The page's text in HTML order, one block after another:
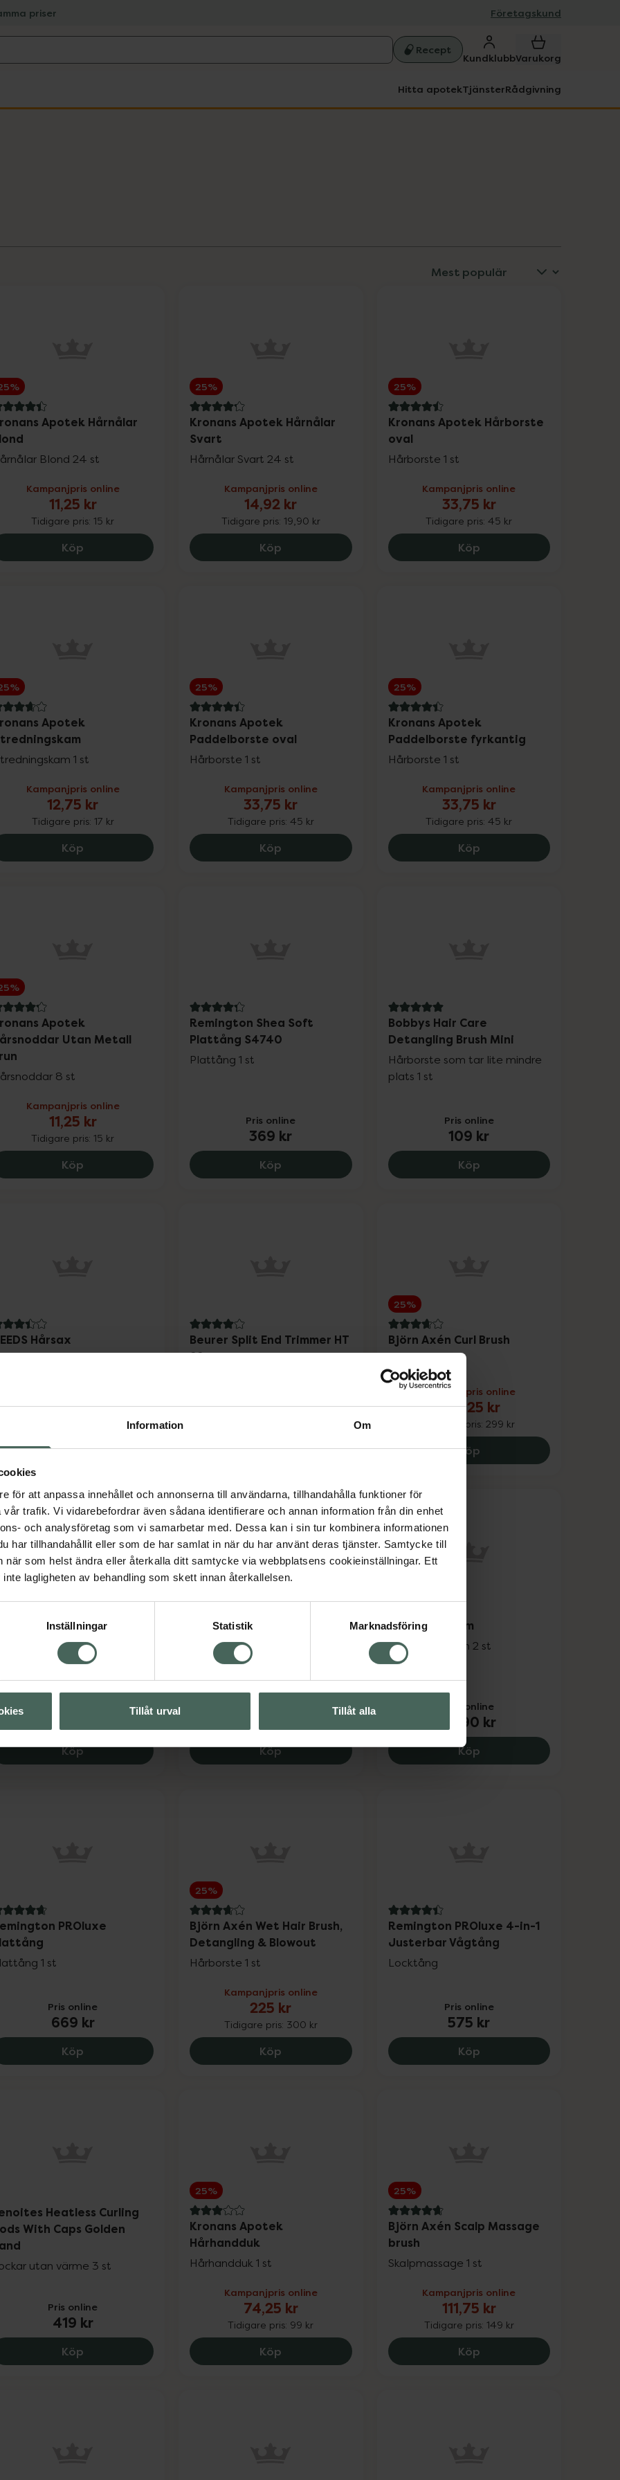
Information Om
för att anpassa innehållet och annonserna till användarna, tillhandahålla funktioner för
trafik. Vi vidarebefordrar även sådana identifierare och annan information från din enhet
och analysföretag som vi samarbetar med. Dessa kan i sin tur kombinera informationen
har tillhandahållit eller som de har samlat in när du har använt deras tjänster. Samtycke till
när som helst ändra eller återkalla ditt samtycke via webbplatsens cookieinställningar. Ett
lagligheten av behandling som skett innan återkallelsen.
Inställningar Statistik Marknadsföring
Tillåt urval Tillåt alla
priser Företagskund
Recept
KundklubbVarukorg
Hitta apotekTjänsterRådgivning
av 5 i omdöme
Apotek Hårnålar
Blond 24 st
Kampanjpris online
11,25 kr
Tidigare pris:15 kr
Köp Kronans Apotek Hårnålar Blond, 11.25 kr.
25%
4.2 av 5 i omdöme
Kronans Apotek Hårnålar
Svart
Hårnålar Svart 24 st
Kampanjpris online
14,92 kr
Tidigare pris: 19,90 kr
Köp Kronans Apotek Hårnålar Svart, 14.92 kr.
25%
4.5 av 5 i omdöme
Kronans Apotek Hårborste
oval
Hårborste 1 st
Kampanjpris online
33,75 kr
Tidigare pris:45 kr
KöpKronans Apotek
av 5 i omdöme
Apotek
1 st
Kampanjpris online
12,75 kr
Tidigare pris: 17 kr
Köp Kronans Apotek Utredningskam, 12.75 kr.
25%
4.4 av 5 i omdöme
Kronans Apotek
Paddelborste oval
Hårborste 1 st
Kampanjpris online
33,75 kr
Tidigare pris: 45 kr
Köp Kronans Apotek Paddelborste oval, 33.75 kr.
25%
4.4 av 5 i omdöme
Kronans Apotek
Paddelborste fyrkantig
Hårborste 1 st
Kampanjpris online
33,75 kr
Tidigare pris:45 kr
KöpKronans Apotek
av 5 i omdöme
Apotek
Utan Metall
8 st
Kampanjpris online
11,25 kr
Tidigare pris:15 kr
Köp Kronans Apotek Hårsnoddar Utan Metall Brun, 11.25 kr.
4.3 av 5 i omdöme
Remington Shea Soft
Plattång S4740
Plattång 1 st
Pris online
369 kr
Köp Remington Shea Soft Plattång S4740, 369 kr.
5 av 5 i omdöme
Bobbys Hair Care
Detangling Brush Mini
Hårborste som tar lite mindre
plats 1 st
Pris online
109 kr
KöpBobbys Hair Care
av 5 i omdöme
Hårsax
Pris online
KöpNEEDS Hårsax, 83 kr.
4 av 5 i omdöme
Beurer Split End Trimmer HT
22
Pris online
KöpBeurer Split End Trimmer HT 22, 679 kr.
25%
3.7 av 5 i omdöme
Björn Axén Curl Brush
Lockborste 1 st
Kampanjpris online
224,25 kr
Tidigare pris: 299 kr
KöpBjörn Axén Curl Brush,
Ceramic Crimp
Krustång
KöpRemington Ceramic Crimp 220 Krustång, 395 kr.
Björn Axén Blowout long
barrel, 43 mm
Hårborste 1 st
Kampanjpris online
KöpBjörn Axén Blowout long barrel, 43 mm, 285 kr.
NEEDS Fickkam
Klassisk fickkam 2 st
Pris online
14,90 kr
KöpNEEDS Fickkam, 14.9 kr.
av 5 i omdöme
PROluxe
1 st
Pris online
669 kr
Köp Remington PROluxe Plattång, 669 kr.
25%
3.7 av 5 i omdöme
Björn Axén Wet Hair Brush,
Detangling & Blowout
Hårborste 1 st
Kampanjpris online
225 kr
Tidigare pris: 300 kr
Köp Björn Axén Wet Hair Brush, Detangling & Blowout, 225 kr.
4.4 av 5 i omdöme
Remington PROluxe 4-in-1
Justerbar Vågtång
Locktång
Pris online
575 kr
KöpRemington PROluxe 4-
Heatless Curling
With Caps Golden
utan värme 3 st
Pris online
419 kr
Köp Lenoites Heatless Curling Rods With Caps Golden Sand, 419 kr.
25%
3 av 5 i omdöme
Kronans Apotek
Hårhandduk
Hårhandduk 1 st
Kampanjpris online
74,25 kr
Tidigare pris: 99 kr
Köp Kronans Apotek Hårhandduk, 74.25 kr.
25%
4.7 av 5 i omdöme
Björn Axén Scalp Massage
brush
Skalpmassage 1 st
Kampanjpris online
111,75 kr
Tidigare pris: 149 kr
KöpBjörn Axén Scalp